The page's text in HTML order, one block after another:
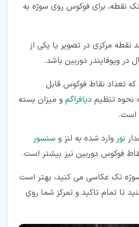
نقطه، برای فوکوس روی سوژه به
نقطه مرکزی در تصویر یا یکی از
ویوفایندر دوربین باشد.
تعداد نقاط فوکوس قابل
نحوه تنظیم دیافراگم و میزان بسته
است.
نور وارد شده به لنز و سنسور
فوکوس دوربین نیز بیشتر است.
تک عکاسی می کنید، بهتر است
تا تمام تاکید و تمرکز شما روی